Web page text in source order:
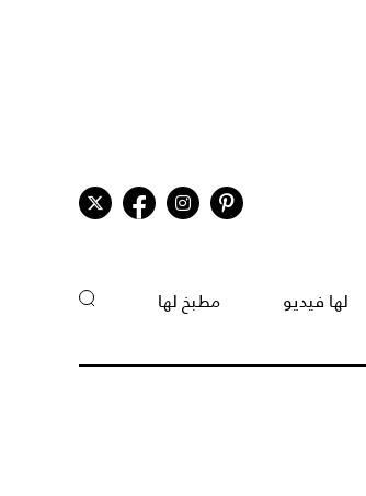
لها فيديو مطبخ لها